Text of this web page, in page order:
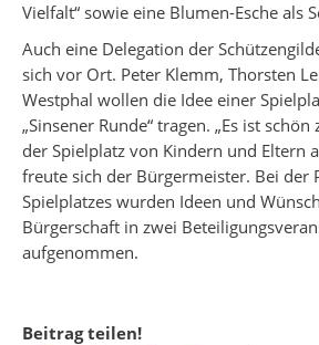
Vielfalt“ sowie eine Blumen-Esche als
Auch eine Delegation der
sich vor Ort. Peter Klemm, Thorsten
Westphal wollen die Idee einer
„Sinsener Runde“ tragen. „Es ist
der Spielplatz von Kindern und Eltern
freute sich der Bürgermeister. Bei der
Spielplatzes wurden Ideen und
Bürgerschaft in zwei
aufgenommen.
Beitrag teilen!